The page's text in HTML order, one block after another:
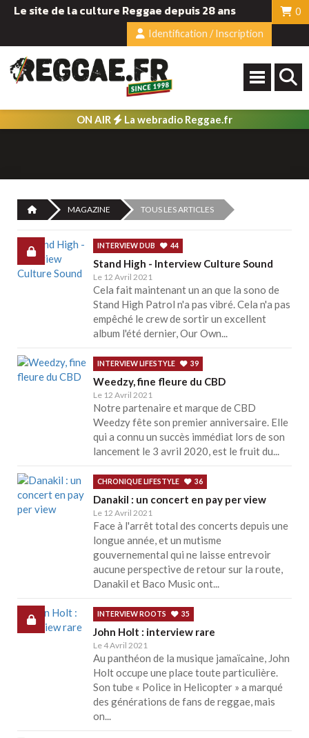
Le site de la culture Reggae depuis 28 ans
0
Identification / Inscription
ON AIR La webradio Reggae.fr
MAGAZINE TOUS LES ARTICLES
INTERVIEW DUB 44
Stand High - Interview Culture Sound
Le 12 Avril 2021
Cela fait maintenant un an que la sono de
Stand High Patrol n'a pas vibré. Cela n'a pas
empêché le crew de sortir un excellent
album l'été dernier, Our Own...
INTERVIEW LIFESTYLE 39
Weedzy, fine fleure du CBD
Le 12 Avril 2021
Notre partenaire et marque de CBD
Weedzy fête son premier anniversaire. Elle
qui a connu un succès immédiat lors de son
lancement le 3 avril 2020, est le fruit du...
CHRONIQUE LIFESTYLE 36
Danakil : un concert en pay per view
Le 12 Avril 2021
Face à l'arrêt total des concerts depuis une
longue année, et un mutisme
gouvernemental qui ne laisse entrevoir
aucune perspective de retour sur la route,
Danakil et Baco Music ont...
INTERVIEW ROOTS 35
John Holt : interview rare
Le 4 Avril 2021
Au panthéon de la musique jamaïcaine, John
Holt occupe une place toute particulière.
Son tube « Police in Helicopter » a marqué
des générations de fans de reggae, mais
on...